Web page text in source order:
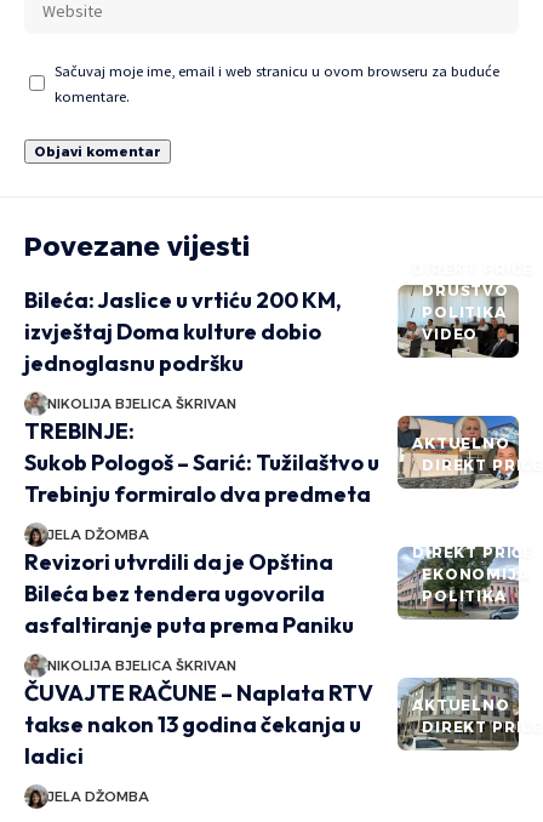
Sačuvaj moje ime, email i web stranicu u ovom browseru za buduće
komentare.
Povezane vijesti
DRUŠTVO
POLITIKA
VIDEO
Bileća: Jaslice u vrtiću 200 KM,
izvještaj Doma kulture dobio
jednoglasnu podršku
NIKOLIJA BJELICA ŠKRIVAN
AKTUELNO
DIREKT PRIČE
TREBINJE:
Sukob Pologoš – Sarić: Tužilaštvo u
Trebinju formiralo dva predmeta
JELA DŽOMBA
DIREKT PRIČE
EKONOMIJA
POLITIKA
Revizori utvrdili da je Opština
Bileća bez tendera ugovorila
asfaltiranje puta prema Paniku
NIKOLIJA BJELICA ŠKRIVAN
AKTUELNO
DIREKT PRIČE
ČUVAJTE RAČUNE – Naplata RTV
takse nakon 13 godina čekanja u
ladici
JELA DŽOMBA